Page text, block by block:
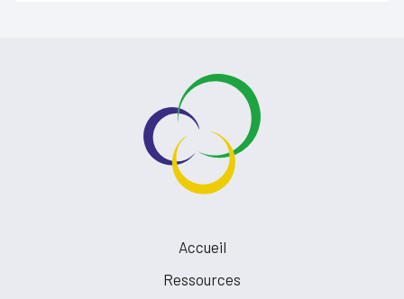
Accueil
Ressources